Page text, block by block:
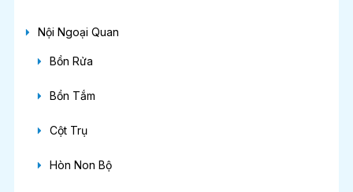
Nội Ngoại Quan
Bồn Rửa
Bồn Tắm
Cột Trụ
Hòn Non Bộ